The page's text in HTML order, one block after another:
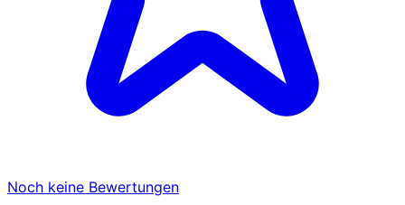
Noch keine Bewertungen